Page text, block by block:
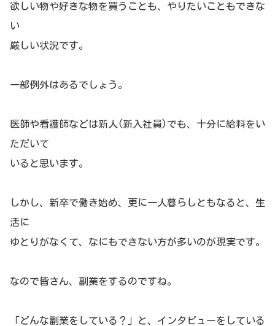
欲しい物や好きな物を買うことも、やりたいこともできな
い
厳しい状況です。
一部例外はあるでしょう。
医師や看護師などは新人(新入社員)でも、十分に給料をい
ただいて
いると思います。
しかし、新卒で働き始め、更に一人暮らしともなると、生
活に
ゆとりがなくて、なにもできない方が多いのが現実です。
なので皆さん、副業をするのですね。
「どんな副業をしている？」と、インタビューをしている